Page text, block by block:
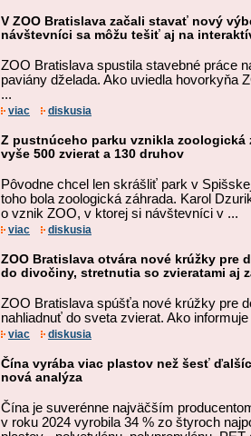
V ZOO Bratislava začali stavať nový
návštevníci sa môžu tešiť aj na
ZOO Bratislava spustila stavebné práce
paviány dželada. Ako uviedla hovorkyňa
...
viac diskusia
Z pustnúceho parku vznikla zoologická
vyše 500 zvierat a 130 druhov
Pôvodne chcel len skrášliť park v
toho bola zoologická záhrada. Karol
o vznik ZOO, v ktorej si návštevníci v ...
viac diskusia
ZOO Bratislava otvára nové krúžky pre
do divočiny, stretnutia so zvieratami aj
ZOO Bratislava spúšťa nové krúžky pre
nahliadnuť do sveta zvierat. Ako
viac diskusia
Čína vyrába viac plastov než šesť
nová analýza
Čína je suverénne najväčším
v roku 2024 vyrobila 34 % zo štyroch